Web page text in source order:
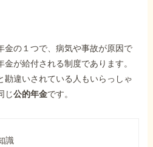
金の１つで、病気や事故が原因で
が給付される制度であります。
勘違いされている人もいらっしゃ
じ公的年金です。
識